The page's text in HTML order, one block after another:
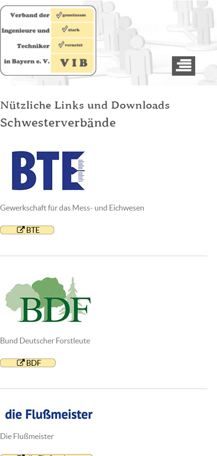
Nützliche Links und Downloads
Schwesterverbände
Gewerkschaft für das Mess- und Eichwesen
BTE
Bund Deutscher Forstleute
BDF
Die Flußmeister